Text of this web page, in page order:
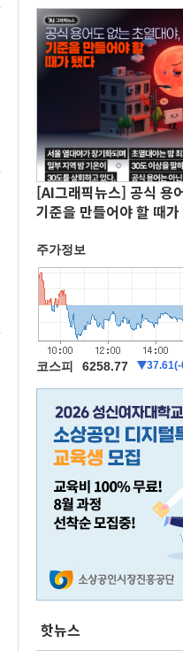
[AI그래픽뉴스] 공식 용
기준을 만들어야 할 때
핫뉴스